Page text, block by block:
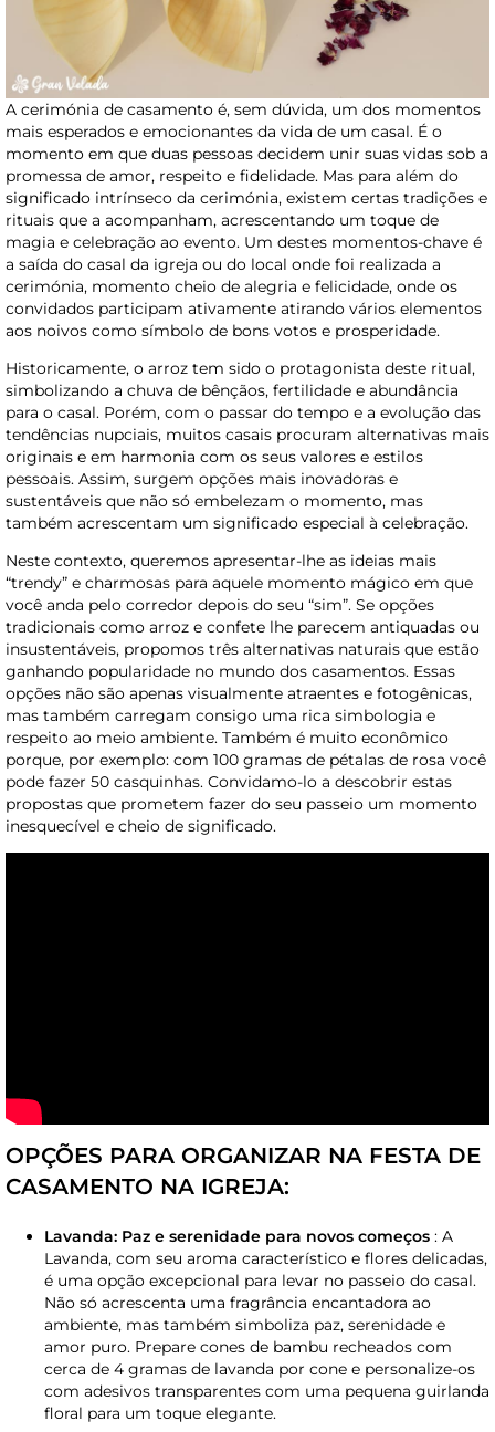
A cerimónia de casamento é, sem dúvida, um dos momentos
mais esperados e emocionantes da vida de um casal. É o
momento em que duas pessoas decidem unir suas vidas sob a
promessa de amor, respeito e fidelidade. Mas para além do
significado intrínseco da cerimónia, existem certas tradições e
rituais que a acompanham, acrescentando um toque de
magia e celebração ao evento. Um destes momentos-chave é
a saída do casal da igreja ou do local onde foi realizada a
cerimónia, momento cheio de alegria e felicidade, onde os
convidados participam ativamente atirando vários elementos
aos noivos como símbolo de bons votos e prosperidade.
Historicamente, o arroz tem sido o protagonista deste ritual,
simbolizando a chuva de bênçãos, fertilidade e abundância
para o casal. Porém, com o passar do tempo e a evolução das
tendências nupciais, muitos casais procuram alternativas mais
originais e em harmonia com os seus valores e estilos
pessoais. Assim, surgem opções mais inovadoras e
sustentáveis que não só embelezam o momento, mas
também acrescentam um significado especial à celebração.
Neste contexto, queremos apresentar-lhe as ideias mais
“trendy” e charmosas para aquele momento mágico em que
você anda pelo corredor depois do seu “sim”. Se opções
tradicionais como arroz e confete lhe parecem antiquadas ou
insustentáveis, propomos três alternativas naturais que estão
ganhando popularidade no mundo dos casamentos. Essas
opções não são apenas visualmente atraentes e fotogênicas,
mas também carregam consigo uma rica simbologia e
respeito ao meio ambiente. Também é muito econômico
porque, por exemplo: com 100 gramas de pétalas de rosa você
pode fazer 50 casquinhas. Convidamo-lo a descobrir estas
propostas que prometem fazer do seu passeio um momento
inesquecível e cheio de significado.
OPÇÕES PARA ORGANIZAR NA FESTA DE
CASAMENTO NA IGREJA:
Lavanda: Paz e serenidade para novos começos : A
Lavanda, com seu aroma característico e flores delicadas,
é uma opção excepcional para levar no passeio do casal.
Não só acrescenta uma fragrância encantadora ao
ambiente, mas também simboliza paz, serenidade e
amor puro. Prepare cones de bambu recheados com
cerca de 4 gramas de lavanda por cone e personalize-os
com adesivos transparentes com uma pequena guirlanda
floral para um toque elegante.